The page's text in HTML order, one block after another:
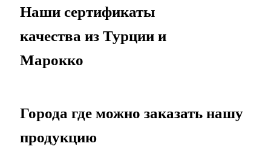
Наши сертификаты
качества из Турции и
Марокко
Города где можно заказать нашу
продукцию